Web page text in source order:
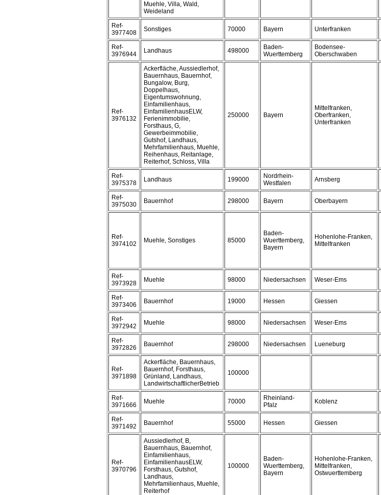
Muehle, Villa, Wald,
Weideland
Ref-
3977408
Sonstiges 70000 Bayern Unterfranken
Ref-
3976944
Landhaus 498000
Baden-
Wuerttemberg
Bodensee-
Oberschwaben
Ref-
3976132
Ackerfläche, Aussiedlerhof,
Bauernhaus, Bauernhof,
Bungalow, Burg,
Doppelhaus,
Eigentumswohnung,
Einfamilienhaus,
EinfamilienhausELW,
Ferienimmobilie,
Forsthaus, G,
Gewerbeimmobilie,
Gutshof, Landhaus,
Mehrfamilienhaus, Muehle,
Reihenhaus, Reitanlage,
Reiterhof, Schloss, Villa
250000 Bayern
Mittelfranken,
Oberfranken,
Unterfranken
Ref-
3975378
Landhaus 199000
Nordrhein-
Westfalen
Arnsberg
Ref-
3975030
Bauernhof 298000 Bayern Oberbayern
Ref-
3974102
Muehle, Sonstiges 85000
Baden-
Wuerttemberg,
Bayern
Hohenlohe-Franken,
Mittelfranken
Ref-
3973928
Muehle 98000 Niedersachsen Weser-Ems
Ref-
3973406
Bauernhof 19000 Hessen Giessen
Ref-
3972942
Muehle 98000 Niedersachsen Weser-Ems
Ref-
3972826
Bauernhof 298000 Niedersachsen Lueneburg
Ref-
3971898
Ackerfläche, Bauernhaus,
Bauernhof, Forsthaus,
Grünland, Landhaus,
LandwirtschaftlicherBetrieb
100000
Ref-
3971666
Muehle 70000
Rheinland-
Pfalz
Koblenz
Ref-
3971492
Bauernhof 55000 Hessen Giessen
Ref-
3970796
Aussiedlerhof, B,
Bauernhaus, Bauernhof,
Einfamilienhaus,
EinfamilienhausELW,
Forsthaus, Gutshof,
Landhaus,
Mehrfamilienhaus, Muehle,
Reiterhof
100000
Baden-
Wuerttemberg,
Bayern
Hohenlohe-Franken,
Mittelfranken,
Ostwuerttemberg